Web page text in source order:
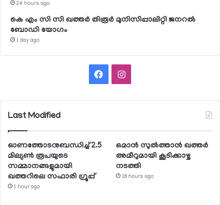
24 hours ago
കെ എം സി സി ഖത്തര്‍ തിരൂര്‍ മുനിസിപ്പാലിറ്റി ജനറല്‍
ബോഡി യോഗം
1 day ago
FacebookInstagram
Last Modified
ഓണത്തോടനുബന്ധിച്ച് 2.5
മില്യണ്‍ രൂപയുടെ
സമ്മാനങ്ങളുമായി
ഖത്തറിലെ സഫാരി ഗ്രൂപ്പ്
1 hour ago
ഒമാന്‍ സുല്‍ത്താന്‍ ഖത്തര്‍
അമീറുമായി കൂടിക്കാഴ്ച
നടത്തി
18 hours ago